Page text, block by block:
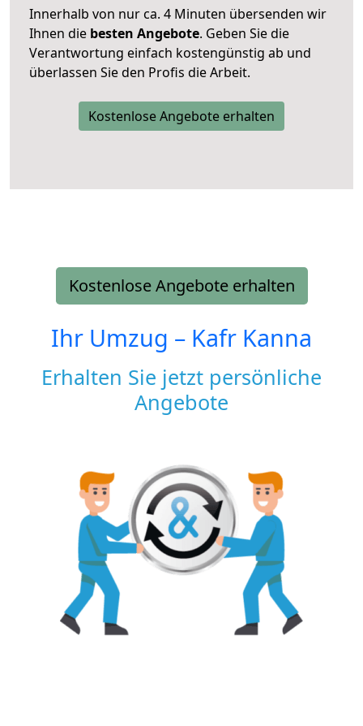
Innerhalb von nur ca. 4 Minuten übersenden wir
Ihnen die besten Angebote. Geben Sie die
Verantwortung einfach kostengünstig ab und
überlassen Sie den Profis die Arbeit.
Kostenlose Angebote erhalten
Kostenlose Angebote erhalten
Ihr Umzug – Kafr Kanna
Erhalten Sie jetzt persönliche
Angebote